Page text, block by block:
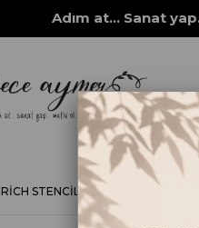
Adım at... Sanat
RİCH STENCİL ŞABLONLARI